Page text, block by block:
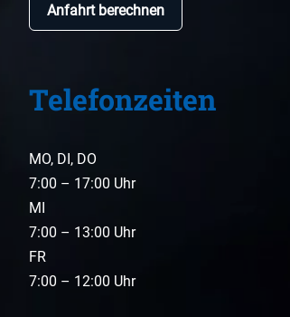
Anfahrt berechnen
Telefonzeiten
MO, DI, DO
7:00 – 17:00 Uhr
MI
7:00 – 13:00 Uhr
FR
7:00 – 12:00 Uhr